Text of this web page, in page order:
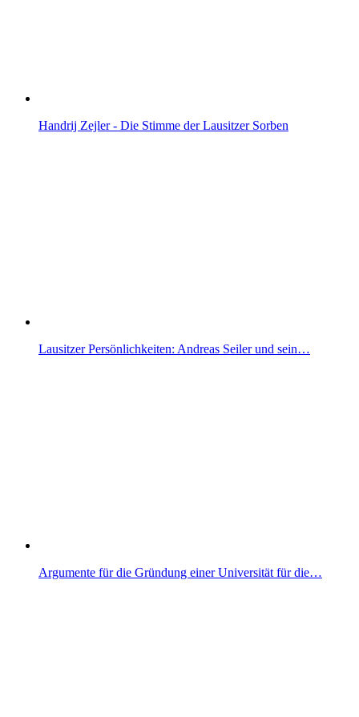
Handrij Zejler - Die Stimme der Lausitzer Sorben
Lausitzer Persönlichkeiten: Andreas Seiler und sein…
Argumente für die Gründung einer Universität für die…